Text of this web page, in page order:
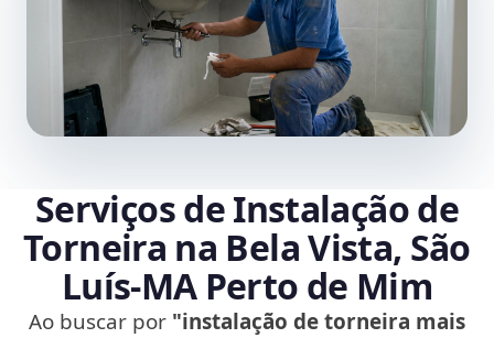
Serviços de Instalação de
Torneira na Bela Vista, São
Luís‑MA Perto de Mim
Ao buscar por "instalação de torneira mais